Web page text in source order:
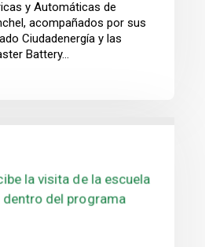
y Automáticas de
acompañados por sus
Ciudadenergía y las
Battery...